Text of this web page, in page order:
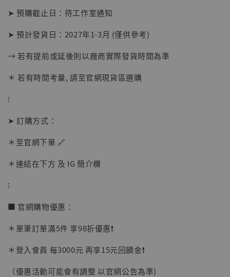
【店內現貨】海賊王 系列蒐藏雕像 布魯克達
摩 [7STARS Studio]
NT$ 1,500
➤ 預購截止日：待工作室通知
➤ 預計發貨日：2027年1-3月 (僅供參考)
→ 若有提前或延後則以廠商實際發貨時間為準
＊ 若有時間考量, 請至官網現貨區選購
⁝
➤ 訂購方式：
＊至官網下單 🔗
＊連結在下方 及 IG 簡介欄
⁝
■ 官網購物優惠：
＊單筆訂單滿5件 享98折優惠❗️
＊登入會員 每3000元 再享15元回饋金❗️
（優惠活動可能會有調整 以官網公告為準)